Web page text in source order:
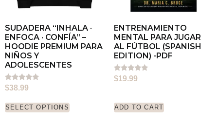
SUDADERA “INHALA ·
ENFOCA · CONFÍA” –
HOODIE PREMIUM PARA
NIÑOS Y
ADOLESCENTES
Rated
5.00
$38.99
SELECT OPTIONS
ENTRENAMIENTO
MENTAL PARA JUGAR
AL FÚTBOL (SPANISH
EDITION) -PDF
Rated
5.00
$19.99
ADD TO CART